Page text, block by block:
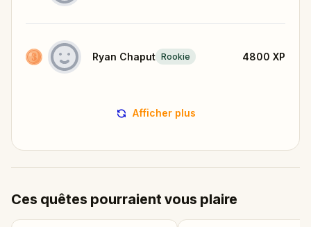
Ryan Chaput Rookie 4800 XP
Afficher plus
Ces quêtes pourraient vous plaire